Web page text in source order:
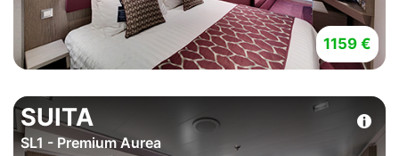
1159 €
SUITA
SL1 - Premium Aurea